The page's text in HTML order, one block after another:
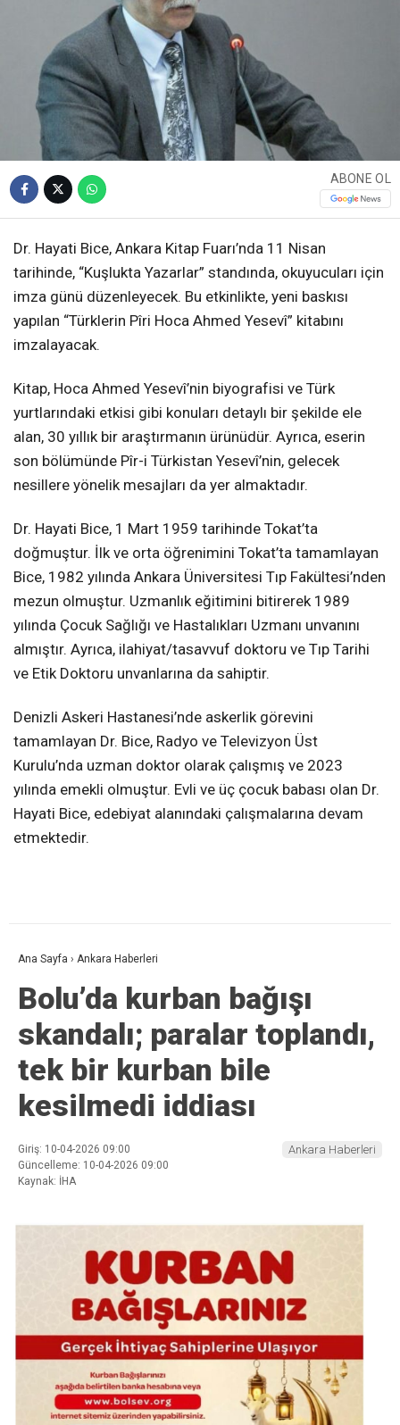
ABONE OL
Dr. Hayati Bice, Ankara Kitap Fuarı’nda 11 Nisan
tarihinde, “Kuşlukta Yazarlar” standında, okuyucuları için
imza günü düzenleyecek. Bu etkinlikte, yeni baskısı
yapılan “Türklerin Pîri Hoca Ahmed Yesevî” kitabını
imzalayacak.
Kitap, Hoca Ahmed Yesevî’nin biyografisi ve Türk
yurtlarındaki etkisi gibi konuları detaylı bir şekilde ele
alan, 30 yıllık bir araştırmanın ürünüdür. Ayrıca, eserin
son bölümünde Pîr-i Türkistan Yesevî’nin, gelecek
nesillere yönelik mesajları da yer almaktadır.
Dr. Hayati Bice, 1 Mart 1959 tarihinde Tokat’ta
doğmuştur. İlk ve orta öğrenimini Tokat’ta tamamlayan
Bice, 1982 yılında Ankara Üniversitesi Tıp Fakültesi’nden
mezun olmuştur. Uzmanlık eğitimini bitirerek 1989
yılında Çocuk Sağlığı ve Hastalıkları Uzmanı unvanını
almıştır. Ayrıca, ilahiyat/tasavvuf doktoru ve Tıp Tarihi
ve Etik Doktoru unvanlarına da sahiptir.
Denizli Askeri Hastanesi’nde askerlik görevini
tamamlayan Dr. Bice, Radyo ve Televizyon Üst
Kurulu’nda uzman doktor olarak çalışmış ve 2023
yılında emekli olmuştur. Evli ve üç çocuk babası olan Dr.
Hayati Bice, edebiyat alanındaki çalışmalarına devam
etmektedir.
Ana Sayfa › Ankara Haberleri
Bolu’da kurban bağışı
skandalı; paralar toplandı,
tek bir kurban bile
kesilmedi iddiası
Giriş: 10-04-2026 09:00
Güncelleme: 10-04-2026 09:00
Kaynak: İHA
Ankara Haberleri